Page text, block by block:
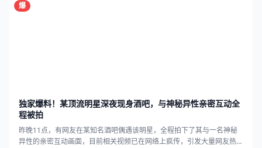
爆
独家爆料！某顶流明星深夜现身酒吧，与神秘异性亲密互动全
程被拍
昨晚11点，有网友在某知名酒吧偶遇该明星，全程拍下了其与一名神秘
异性的亲密互动画面，目前相关视频已在网络上疯传，引发大量网友热